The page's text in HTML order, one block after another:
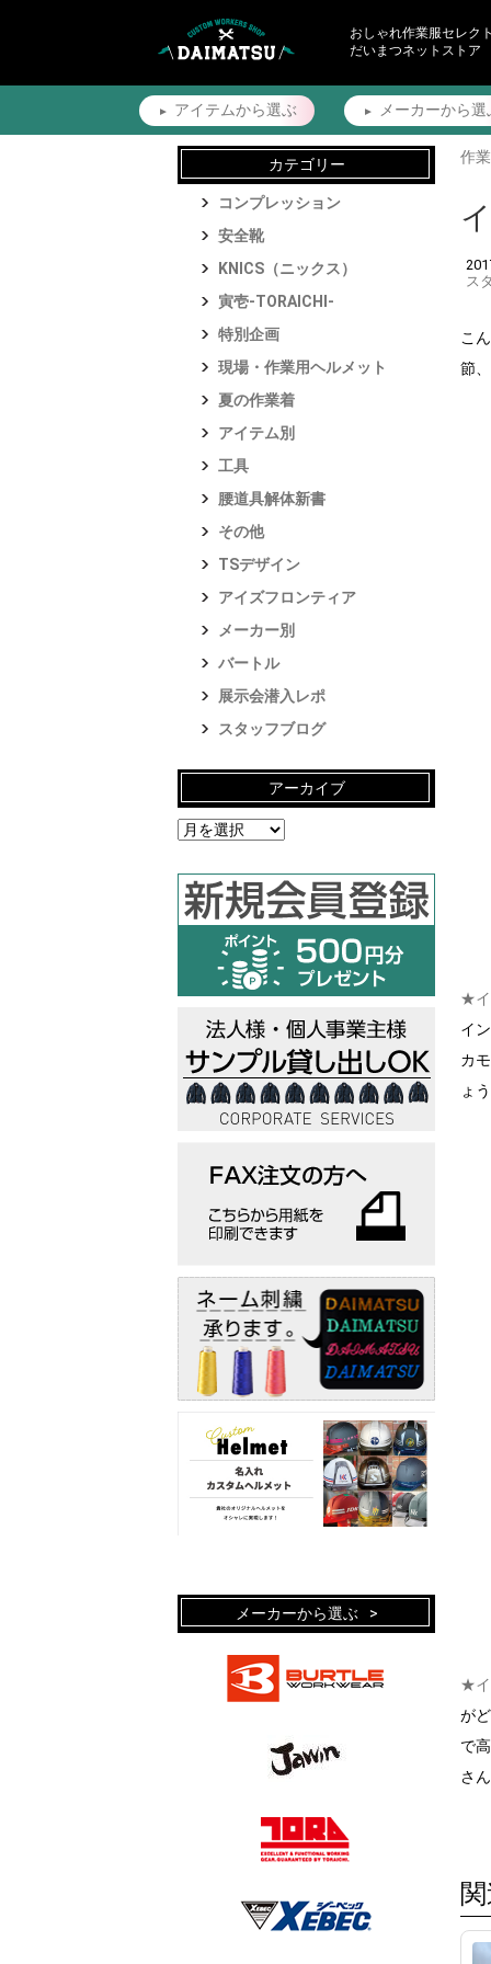
おしゃれ作業服セレク
だいまつネットストア
アイテムから選ぶ メーカーから選
作
ス
こ
節
★イ
イ
カ
ょ
★イ
が
で
さ
カテゴリー
コンプレッション
安全靴
KNICS（ニックス）
寅壱-TORAICHI-
特別企画
現場・作業用ヘルメット
夏の作業着
アイテム別
工具
腰道具解体新書
その他
TSデザイン
アイズフロンティア
メーカー別
バートル
展示会潜入レポ
スタッフブログ
アーカイブ
ア
ー
イ
ブ
メーカーから選ぶ